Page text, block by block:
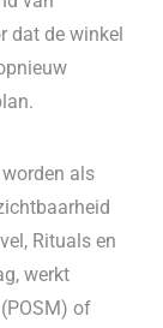
dat de winkel
als
Rituals en
werkt
of